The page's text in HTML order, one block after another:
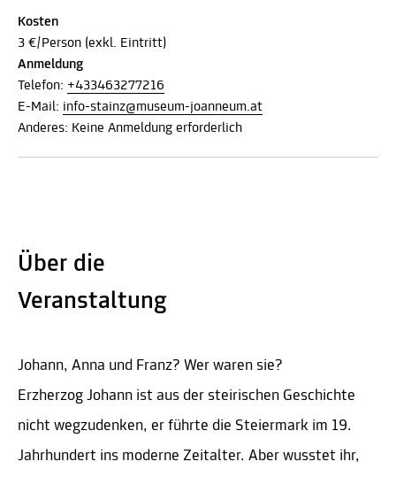
Kosten
3 €/Person (exkl. Eintritt)
Anmeldung
Telefon: +433463277216
E-Mail: info-stainz@museum-joanneum.at
Anderes: Keine Anmeldung erforderlich
Über die
Veranstaltung
Johann, Anna und Franz? Wer waren sie?
Erzherzog Johann ist aus der steirischen Geschichte
nicht wegzudenken, er führte die Steiermark im 19.
Jahrhundert ins moderne Zeitalter. Aber wusstet ihr,